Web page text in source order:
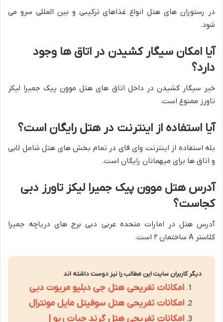
در رستوران های هتل انواع غذاهای ترکیبی و بین المللی سرو می
شود.
آیا امکان سیگار کشیدن در اتاق ها وجود
دارد؟
خیر سیگار کشیدن در داخل اتاق های هتل موون پیک جمیرا لیکز
تاورز ممنوع است.
آیا استفاده از اینترنت در هتل رایگان است؟
بله استفاده از اینترنت وای فای در تمام بخش های هتل شامل لابی
و اتاق ها برای میهمانان رایگان است.
آدرس هتل موون پیک جمیرا لیکز تاورز دبی
کجاست؟
آدرس هتل در امارات متحده عربی دبی برج های دریاچه جمیرا
کلاستر A ساختمان ۲ است.
دیگر کاربران سایت این مطالب را نیز دوست داشته اند
امکانات تفریحی هتل جی دبلیو مریوت دبی
امکانات تفریحی هتل سوفیتل مایل مونترال
امکانات تفریحی هتل گرند حیات ریو |